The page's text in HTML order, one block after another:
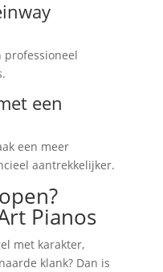
professioneel
een
een meer
aantrekkelijker.
Pianos
met karakter,
klank? Dan is